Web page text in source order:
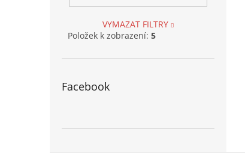
VYMAZAT FILTRY
Položek k zobrazení: 5
Facebook